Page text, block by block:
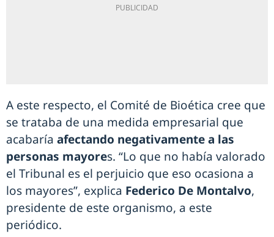
A este respecto, el Comité de Bioética cree que
se trataba de una medida empresarial que
acabaría afectando negativamente a las
personas mayores. “Lo que no había valorado
el Tribunal es el perjuicio que eso ocasiona a
los mayores”, explica Federico De Montalvo,
presidente de este organismo, a este
periódico.